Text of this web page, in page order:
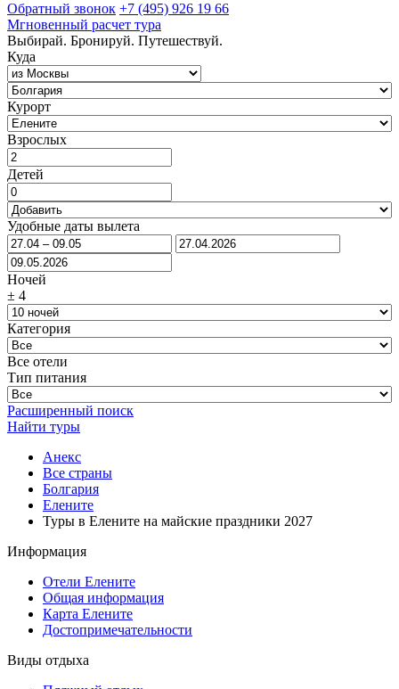
Обратный звонок +7 (495) 926 19 66
Мгновенный расчет тура
Выбирай. Бронируй. Путешествуй.
Куда
Курорт
Взрослых
Детей
Удобные даты вылета
Ночей
± 4
Категория
Все отели
Тип питания
Расширенный поиск
Найти туры
Анекс
Все страны
Болгария
Елените
Туры в Елените на майские праздники 2027
Информация
Отели Елените
Общая информация
Карта Елените
Достопримечательности
Виды отдыха